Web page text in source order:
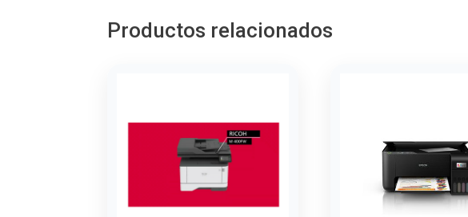
Productos relacionados